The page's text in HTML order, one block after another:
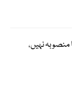
منصوبہ نہیں،